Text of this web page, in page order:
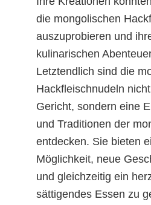
die mongolischen
auszuprobieren und
kulinarischen
Letztendlich sind die
Hackfleischnudeln
Gericht, sondern eine
und Traditionen der
entdecken. Sie bieten
Möglichkeit, neue
und gleichzeitig ein
sättigendes Essen zu